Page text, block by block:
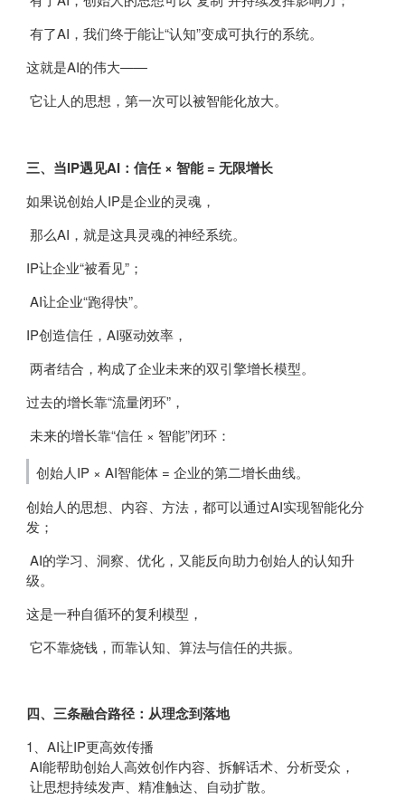
有了AI，我们终于能让“认知”变成可执行的系统。
这就是AI的伟大——
它让人的思想，第一次可以被智能化放大。
三、当IP遇见AI：信任 × 智能 = 无限增长
如果说创始人IP是企业的灵魂，
那么AI，就是这具灵魂的神经系统。
IP让企业“被看见”；
AI让企业“跑得快”。
IP创造信任，AI驱动效率，
两者结合，构成了企业未来的双引擎增长模型。
过去的增长靠“流量闭环”，
未来的增长靠“信任 × 智能”闭环：
创始人IP × AI智能体 = 企业的第二增长曲线。
创始人的思想、内容、方法，都可以通过AI实现智能化分
发；
AI的学习、洞察、优化，又能反向助力创始人的认知升
级。
这是一种自循环的复利模型，
它不靠烧钱，而靠认知、算法与信任的共振。
四、三条融合路径：从理念到落地
1、AI让IP更高效传播
AI能帮助创始人高效创作内容、拆解话术、分析受众，
让思想持续发声、精准触达、自动扩散。